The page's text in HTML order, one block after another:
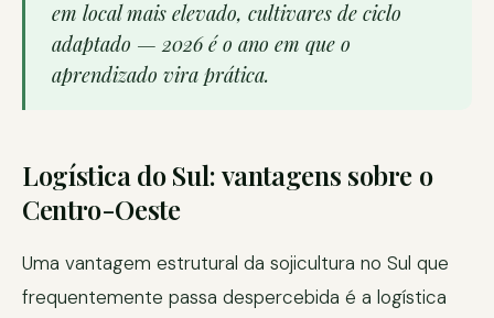
em local mais elevado, cultivares de ciclo
adaptado — 2026 é o ano em que o
aprendizado vira prática.
Logística do Sul: vantagens sobre o
Centro-Oeste
Uma vantagem estrutural da sojicultura no Sul que
frequentemente passa despercebida é a logística